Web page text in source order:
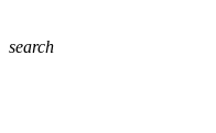
search